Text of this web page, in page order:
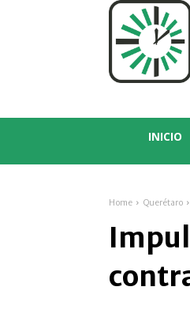
INICIO
Home Querétaro